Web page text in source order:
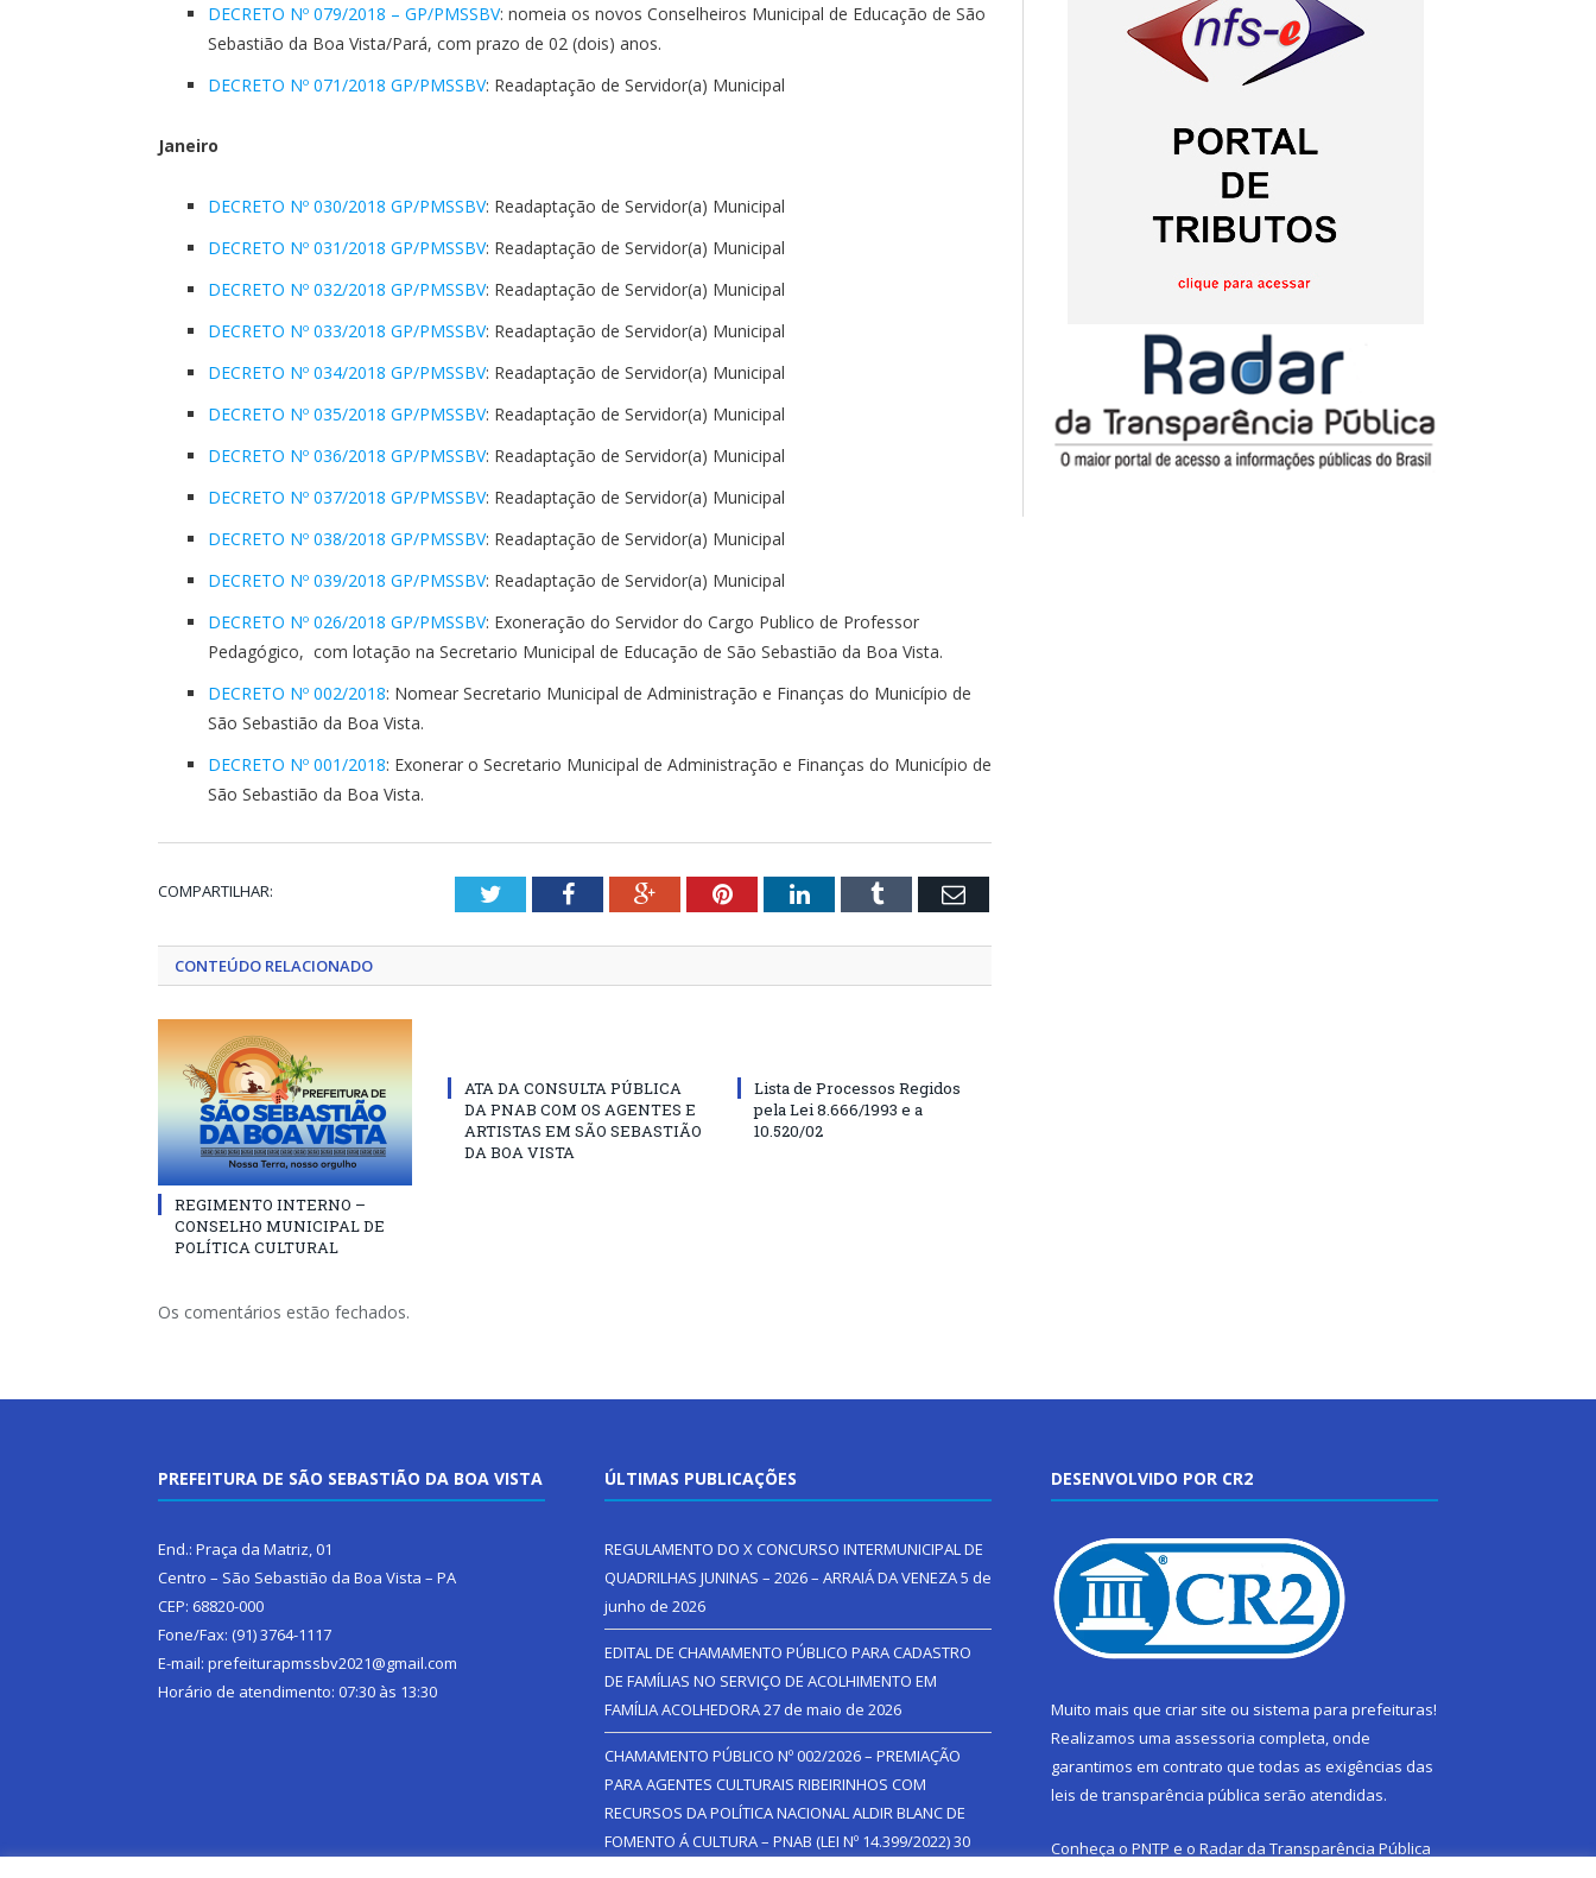
DECRETO Nº 079/2018 – GP/PMSSBV: nomeia os novos Conselheiros Municipal de Educação de São
Sebastião da Boa Vista/Pará, com prazo de 02 (dois) anos.
DECRETO Nº 071/2018 GP/PMSSBV: Readaptação de Servidor(a) Municipal
Janeiro
DECRETO Nº 030/2018 GP/PMSSBV: Readaptação de Servidor(a) Municipal
DECRETO Nº 031/2018 GP/PMSSBV: Readaptação de Servidor(a) Municipal
DECRETO Nº 032/2018 GP/PMSSBV: Readaptação de Servidor(a) Municipal
DECRETO Nº 033/2018 GP/PMSSBV: Readaptação de Servidor(a) Municipal
DECRETO Nº 034/2018 GP/PMSSBV: Readaptação de Servidor(a) Municipal
DECRETO Nº 035/2018 GP/PMSSBV: Readaptação de Servidor(a) Municipal
DECRETO Nº 036/2018 GP/PMSSBV: Readaptação de Servidor(a) Municipal
DECRETO Nº 037/2018 GP/PMSSBV: Readaptação de Servidor(a) Municipal
DECRETO Nº 038/2018 GP/PMSSBV: Readaptação de Servidor(a) Municipal
DECRETO Nº 039/2018 GP/PMSSBV: Readaptação de Servidor(a) Municipal
DECRETO Nº 026/2018 GP/PMSSBV: Exoneração do Servidor do Cargo Publico de Professor
Pedagógico, com lotação na Secretario Municipal de Educação de São Sebastião da Boa Vista.
DECRETO Nº 002/2018: Nomear Secretario Municipal de Administração e Finanças do Município de
São Sebastião da Boa Vista.
DECRETO Nº 001/2018: Exonerar o Secretario Municipal de Administração e Finanças do Município de
São Sebastião da Boa Vista.
COMPARTILHAR: TwitterFacebookGoogle+PinterestLinkedInTumblr Email
CONTEÚDO RELACIONADO
REGIMENTO INTERNO –
CONSELHO MUNICIPAL DE
POLÍTICA CULTURAL
ATA DA CONSULTA PÚBLICA
DA PNAB COM OS AGENTES E
ARTISTAS EM SÃO SEBASTIÃO
DA BOA VISTA
Lista de Processos Regidos
pela Lei 8.666/1993 e a
10.520/02
Os comentários estão fechados.
PREFEITURA DE SÃO SEBASTIÃO DA BOA VISTA
End.: Praça da Matriz, 01
Centro – São Sebastião da Boa Vista – PA
CEP: 68820-000
Fone/Fax: (91) 3764-1117
E-mail: prefeiturapmssbv2021@gmail.com
Horário de atendimento: 07:30 às 13:30
ÚLTIMAS PUBLICAÇÕES
REGULAMENTO DO X CONCURSO INTERMUNICIPAL DE
QUADRILHAS JUNINAS – 2026 – ARRAIÁ DA VENEZA5 de
junho de 2026
EDITAL DE CHAMAMENTO PÚBLICO PARA CADASTRO
DE FAMÍLIAS NO SERVIÇO DE ACOLHIMENTO EM
FAMÍLIA ACOLHEDORA27 de maio de 2026
CHAMAMENTO PÚBLICO Nº 002/2026 – PREMIAÇÃO
PARA AGENTES CULTURAIS RIBEIRINHOS COM
RECURSOS DA POLÍTICA NACIONAL ALDIR BLANC DE
FOMENTO Á CULTURA – PNAB (LEI Nº 14.399/2022)30
DESENVOLVIDO POR CR2
Muito mais que criar site ou sistema para prefeituras!
Realizamos uma assessoria completa, onde
garantimos em contrato que todas as exigências das
leis de transparência pública serão atendidas.
Conheça o PNTP e o Radar da Transparência Pública